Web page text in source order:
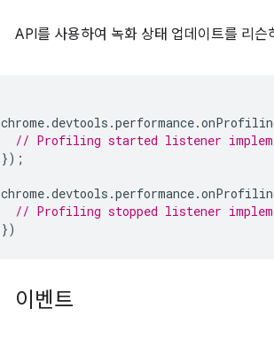
API를 사용하여 녹화 상태 업데이트를 리슨
chrome.devtools .performance.
// Profiling started listener
});
chrome.devtools .performance.
// Profiling stopped listener
})
이벤트